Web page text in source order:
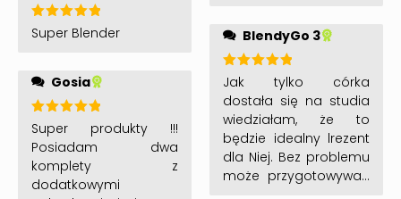
Oceniono
5na 5
Super Blender
Gosia
Oceniono
5na 5
Super produkty !!!
Posiadam dwa
komplety z
dodatkowymi
blenderem
stacjonarnym i co
mnie pozytywnie
zaskoczyło zmielił
nawet migdały.
BlendyGo 3
Oceniono
5 na 5
Jak tylko córka
dostała się na studia
wiedziałam, że to
będzie idealny lrezent
dla Niej. Bez problemu
może przygotowywać